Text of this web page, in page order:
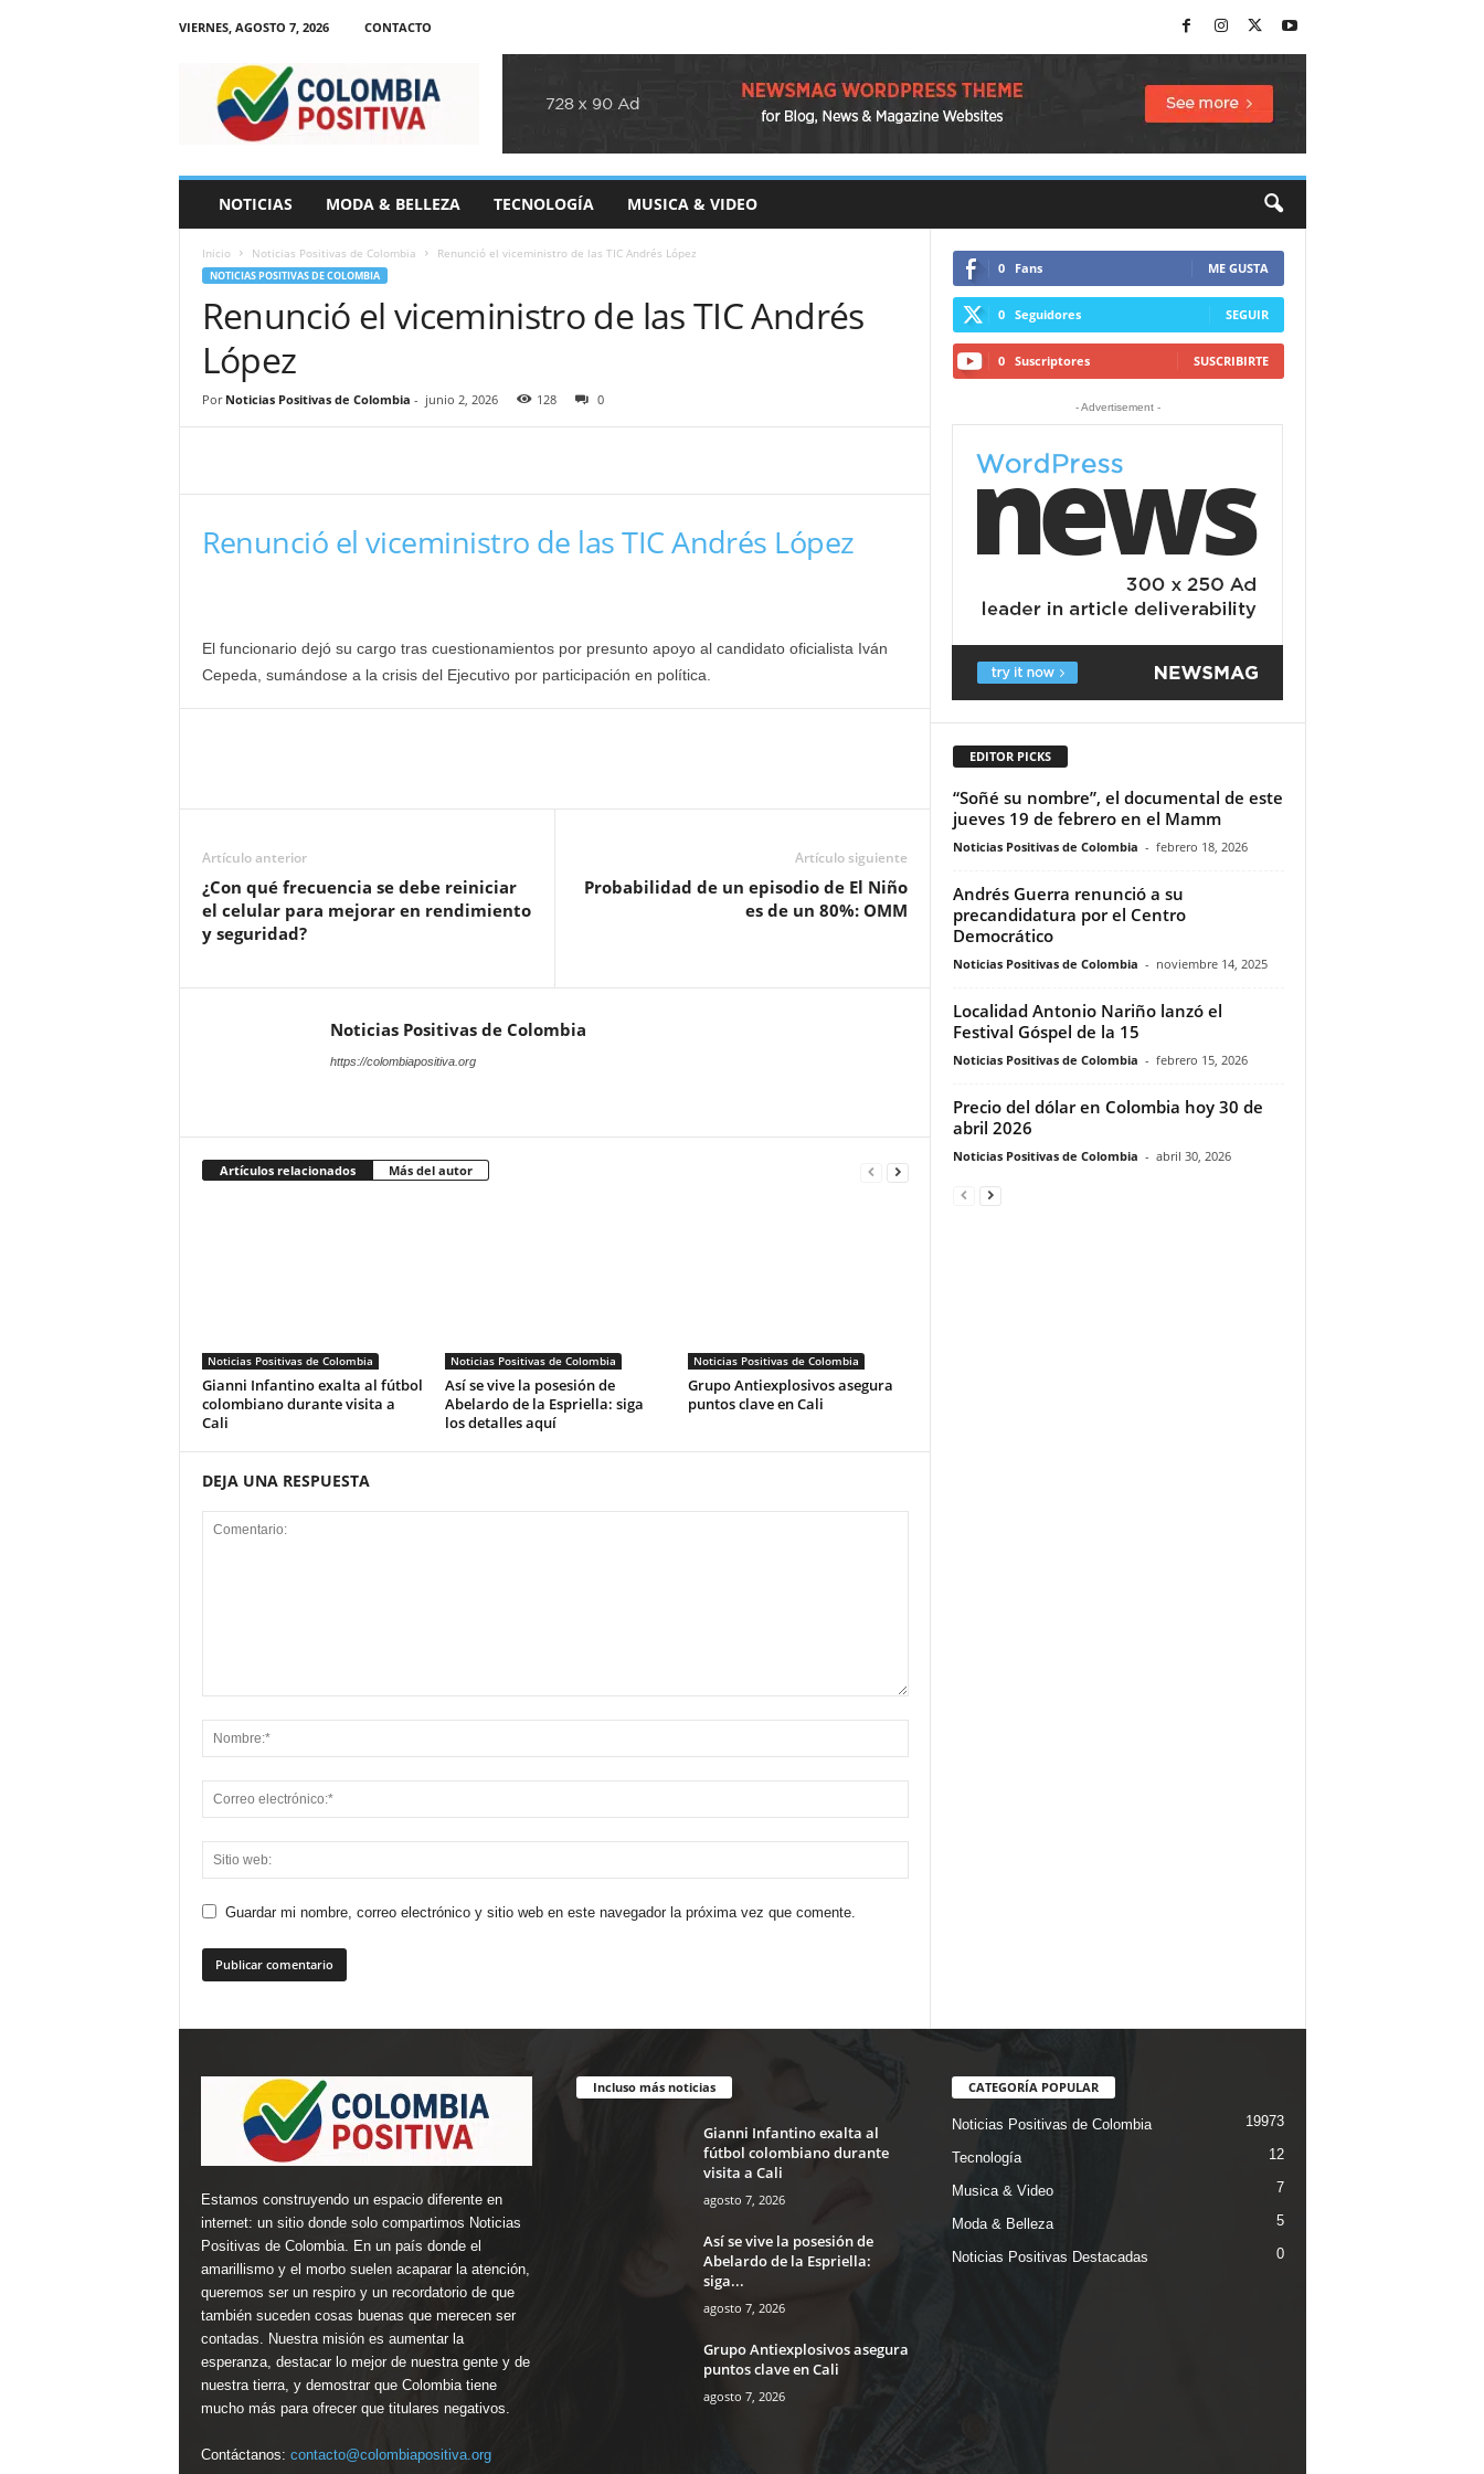
VIERNES, AGOSTO 7, 2026
CONTACTO
i
NOTICIAS MODA & BELLEZA TECNOLOGÍA MUSICA & VIDEO
Inicio Noticias Positivas de Colombia Renunció el viceministro de las TIC Andrés López
NOTICIAS POSITIVAS DE COLOMBIA
Renunció el viceministro de las TIC Andrés
López
Por Noticias Positivas de Colombia - junio 2, 2026 128 0
Renunció el viceministro de las TIC Andrés López
El funcionario dejó su cargo tras cuestionamientos por presunto apoyo al candidato oficialista Iván
Cepeda, sumándose a la crisis del Ejecutivo por participación en política.
Artículo anterior
¿Con qué frecuencia se debe reiniciar
el celular para mejorar en rendimiento
y seguridad?
Artículo siguiente
Probabilidad de un episodio de El Niño
es de un 80%: OMM
Noticias Positivas de Colombia
https://colombiapositiva.org
Artículos relacionados Más del autor
Noticias Positivas de Colombia
Gianni Infantino exalta al fútbol
colombiano durante visita a
Cali
Noticias Positivas de Colombia
Así se vive la posesión de
Abelardo de la Espriella: siga
los detalles aquí
Noticias Positivas de Colombia
Grupo Antiexplosivos asegura
puntos clave en Cali
DEJA UNA RESPUESTA
Guardar mi nombre, correo electrónico y sitio web en este navegador la próxima vez que comente.
0 Fans ME GUSTA
0 Seguidores SEGUIR
0 Suscriptores SUSCRIBIRTE
- Advertisement -
EDITOR PICKS
“Soñé su nombre”, el documental de este
jueves 19 de febrero en el Mamm
Noticias Positivas de Colombia - febrero 18, 2026
Andrés Guerra renunció a su
precandidatura por el Centro
Democrático
Noticias Positivas de Colombia - noviembre 14, 2025
Localidad Antonio Nariño lanzó el
Festival Góspel de la 15
Noticias Positivas de Colombia - febrero 15, 2026
Precio del dólar en Colombia hoy 30 de
abril 2026
Noticias Positivas de Colombia - abril 30, 2026
Estamos construyendo un espacio diferente en
internet: un sitio donde solo compartimos Noticias
Positivas de Colombia. En un país donde el
amarillismo y el morbo suelen acaparar la atención,
queremos ser un respiro y un recordatorio de que
también suceden cosas buenas que merecen ser
contadas. Nuestra misión es aumentar la
esperanza, destacar lo mejor de nuestra gente y de
nuestra tierra, y demostrar que Colombia tiene
mucho más para ofrecer que titulares negativos.
Contáctanos: contacto@colombiapositiva.org
Incluso más noticias
Gianni Infantino exalta al
fútbol colombiano durante
visita a Cali
agosto 7, 2026
Así se vive la posesión de
Abelardo de la Espriella:
siga...
agosto 7, 2026
Grupo Antiexplosivos asegura
puntos clave en Cali
agosto 7, 2026
CATEGORÍA POPULAR
Noticias Positivas de Colombia 19973
Tecnología 12
Musica & Video 7
Moda & Belleza 5
Noticias Positivas Destacadas 0